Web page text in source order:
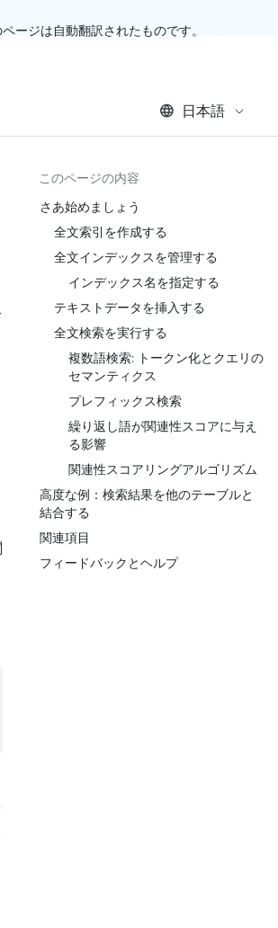
ージは自動翻訳されたものです。
日本語
このページの内容
さあ始めましょう
全文索引を作成する
全文インデックスを管理する
インデックス名を指定する
テキストデータを挿入する
全文検索を実行する
複数語検索: トークン化とクエリの
セマンティクス
プレフィックス検索
繰り返し語が関連性スコアに与え
る影響
関連性スコアリングアルゴリズム
高度な例：検索結果を他のテーブルと
結合する
関連項目
フィードバックとヘルプ